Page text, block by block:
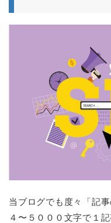
当ブログでも度々「記
４〜５０００文字で１